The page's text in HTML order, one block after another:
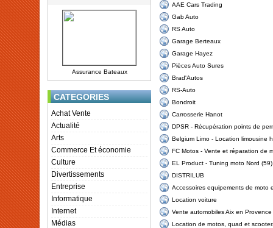
Assurance Bateaux
CATEGORIES
Achat Vente
Actualité
Arts
Commerce Et économie
Culture
Divertissements
Entreprise
Informatique
Internet
Médias
AAE Cars Trading
Gab Auto
RS Auto
Garage Berteaux
Garage Hayez
Pièces Auto Sures
Brad'Autos
RS-Auto
Bondroit
Carrosserie Hanot
DPSR - Récupération points de
Belgium Limo - Location limousine
FC Motos - Vente et réparation de
EL Product - Tuning moto Nord (59)
DISTRILUB
Accessoires equipements de moto
Location voiture
Vente automobiles Aix en Provence
Location de motos, quad et